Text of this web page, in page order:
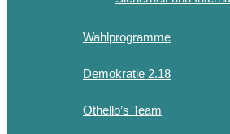
Wahlprogramme
Demokratie 2.18
Othello’s Team